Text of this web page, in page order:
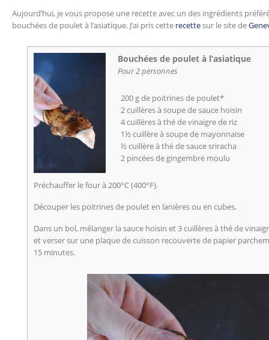
Aujourd’hui, je vous propose une recette avec un des ingrédients
bouchées de poulet à l’asiatique. J’ai pris cette recettesur le site de
Bouchées de poulet à l’asiatique
Pour 2 personnes
200 g de poitrines de poulet*
2 cuillères à soupe de sauce hoisin
4 cuillères à thé de vinaigre de riz
1½ cuillère à soupe de mayonnaise
½ cuillère à thé de sauce sriracha
2 pincées de gingembre moulu
Préchauffer le four à 200°C (400°F).
Découper les poitrines de poulet en lanières ou en cubes.
Dans un bol, mélanger la sauce hoisin et 3 cuillères à thé de
et verser sur une plaque de cuisson recouverte de papier
15 minutes.